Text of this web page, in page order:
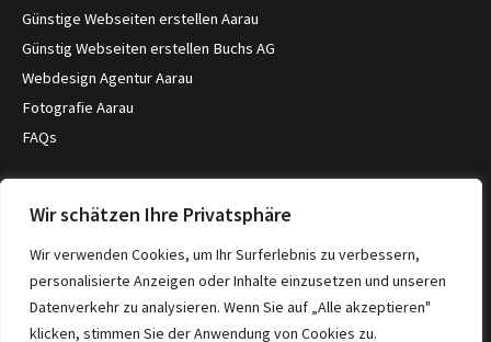
Wir schätzen Ihre Privatsphäre
Wir verwenden Cookies, um Ihr Surferlebnis zu verbessern,
personalisierte Anzeigen oder Inhalte einzusetzen und unseren
Datenverkehr zu analysieren. Wenn Sie auf „Alle akzeptieren"
klicken, stimmen Sie der Anwendung von Cookies zu.
Günstige Webseiten erstellen Aarau
Günstig Webseiten erstellen Buchs AG
Webdesign Agentur Aarau
Fotografie Aarau
FAQs
Kontakt
Severin Merz
5033 Buchs
Kontaktformular